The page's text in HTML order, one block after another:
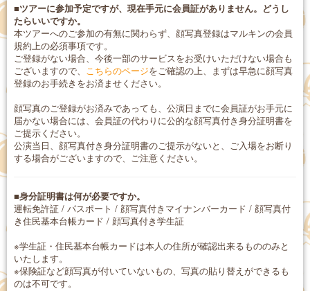
■ツアーに参加予定ですが、現在手元に会員証がありません。どうし
たらいいですか。
本ツアーへのご参加の有無に関わらず、顔写真登録はマルキンの会員
規約上の必須事項です。
ご登録がない場合、今後一部のサービスをお受けいただけない場合も
ございますので、 こちらのページをご確認の上、まずは早急に顔写真
登録のお手続きをお済ませください。
顔写真のご登録がお済みであっても、公演日までに会員証がお手元に
届かない場合には、会員証の代わりに公的な顔写真付き身分証明書を
ご提示ください。
公演当日、顔写真付き身分証明書のご提示がないと、ご入場をお断り
する場合がございますので、ご注意ください。
■身分証明書は何が必要ですか。
運転免許証 / パスポート / 顔写真付きマイナンバーカード / 顔写真付
き住民基本台帳カード / 顔写真付き学生証
※学生証・住民基本台帳カードは本人の住所が確認出来るもののみと
いたします。
※保険証など顔写真が付いていないもの、写真の貼り替えができるも
のは不可です。